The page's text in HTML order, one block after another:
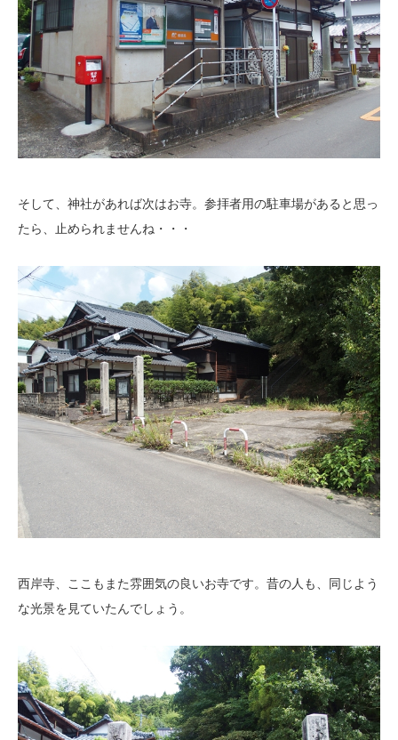
そして、神社があれば次はお寺。参拝者用の駐車場があると思っ
たら、止められませんね・・・
西岸寺、ここもまた雰囲気の良いお寺です。昔の人も、同じよう
な光景を見ていたんでしょう。